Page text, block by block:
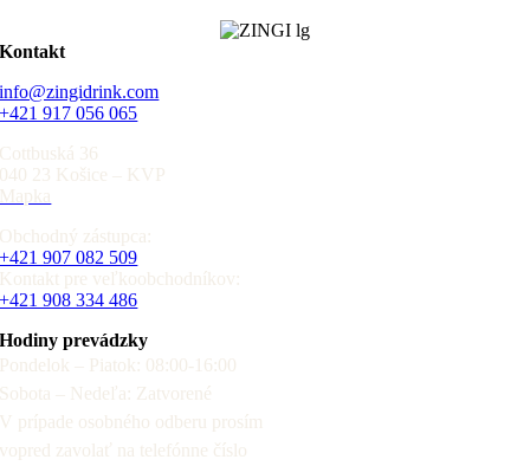
Kontakt
info@zingidrink.com
+421 917 056 065
Cottbuská 36
040 23 Košice – KVP
Mapka
Obchodný zástupca:
+421 907 082 509
Kontakt pre veľkoobchodníkov:
+421 908 334 486
Hodiny prevádzky
Pondelok – Piatok: 08:00-16:00
Sobota – Nedeľa: Zatvorené
V prípade osobného odberu prosím
vopred zavolať na telefónne číslo